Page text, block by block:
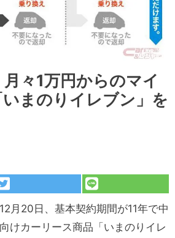
々1万円からのマイ
まのりイレブン」を
月20日、基本契約期間が11年で中
けカーリース商品「いまのりイレ